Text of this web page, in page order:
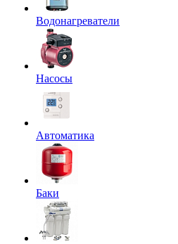
Водонагреватели
Насосы
Автоматика
Баки